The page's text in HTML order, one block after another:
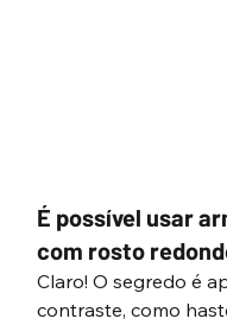
É possível usar
com rosto
Claro! O segredo é
contraste, como